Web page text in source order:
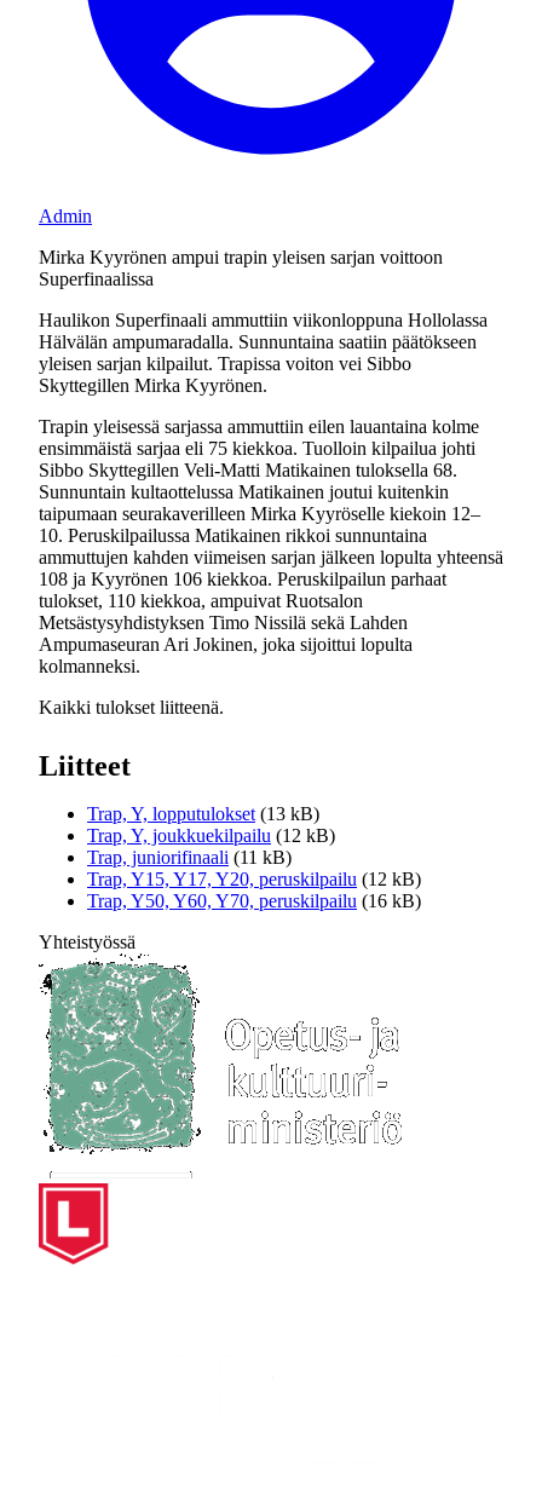
Admin
Mirka Kyyrönen ampui trapin yleisen sarjan voittoon
Superfinaalissa
Haulikon Superfinaali ammuttiin viikonloppuna Hollolassa
Hälvälän ampumaradalla. Sunnuntaina saatiin päätökseen
yleisen sarjan kilpailut. Trapissa voiton vei Sibbo
Skyttegillen Mirka Kyyrönen.
Trapin yleisessä sarjassa ammuttiin eilen lauantaina kolme
ensimmäistä sarjaa eli 75 kiekkoa. Tuolloin kilpailua johti
Sibbo Skyttegillen Veli-Matti Matikainen tuloksella 68.
Sunnuntain kultaottelussa Matikainen joutui kuitenkin
taipumaan seurakaverilleen Mirka Kyyröselle kiekoin 12–
10. Peruskilpailussa Matikainen rikkoi sunnuntaina
ammuttujen kahden viimeisen sarjan jälkeen lopulta yhteensä
108 ja Kyyrönen 106 kiekkoa. Peruskilpailun parhaat
tulokset, 110 kiekkoa, ampuivat Ruotsalon
Metsästysyhdistyksen Timo Nissilä sekä Lahden
Ampumaseuran Ari Jokinen, joka sijoittui lopulta
kolmanneksi.
Kaikki tulokset liitteenä.
Liitteet
Trap, Y, lopputulokset (13 kB)
Trap, Y, joukkuekilpailu (12 kB)
Trap, juniorifinaali (11 kB)
Trap, Y15, Y17, Y20, peruskilpailu (12 kB)
Trap, Y50, Y60, Y70, peruskilpailu (16 kB)
Yhteistyössä